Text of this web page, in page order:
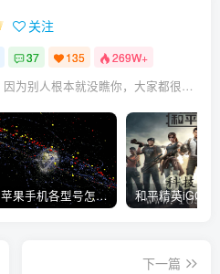
关注
37 135 269W+
没谁瞧不起你，因为别人根本就没瞧你，大家都很忙的
从苹果手机各型号怎么越狱到怎么开科技完整教程
下一篇